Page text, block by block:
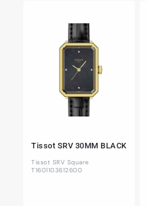
Tissot SRV 30MM BLACK
Tissot SRV Square
T1601103612600